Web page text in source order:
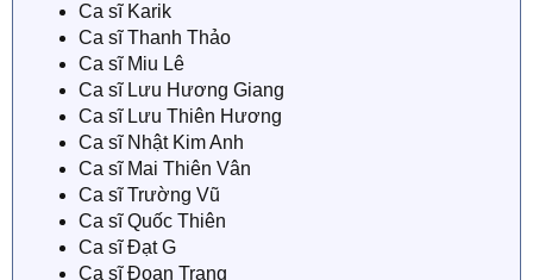
Ca sĩ Karik
Ca sĩ Thanh Thảo
Ca sĩ Miu Lê
Ca sĩ Lưu Hương Giang
Ca sĩ Lưu Thiên Hương
Ca sĩ Nhật Kim Anh
Ca sĩ Mai Thiên Vân
Ca sĩ Trường Vũ
Ca sĩ Quốc Thiên
Ca sĩ Đạt G
Ca sĩ Đoan Trang